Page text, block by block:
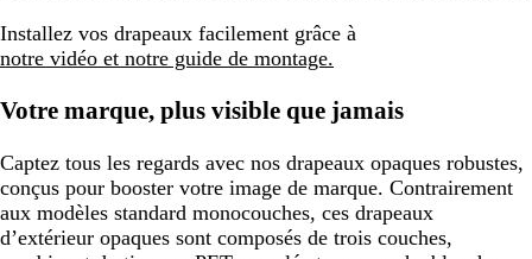
Installez vos drapeaux facilement grâce à
notre vidéo et notre guide de montage.
Votre marque, plus visible que jamais
Captez tous les regards avec nos drapeaux opaques robustes,
conçus pour booster votre image de marque. Contrairement
aux modèles standard monocouches, ces drapeaux
d’extérieur opaques sont composés de trois couches,